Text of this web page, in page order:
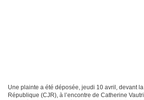
Une plainte a été déposée, jeudi 10 avril, devant
République (CJR), à l’encontre de Catherine